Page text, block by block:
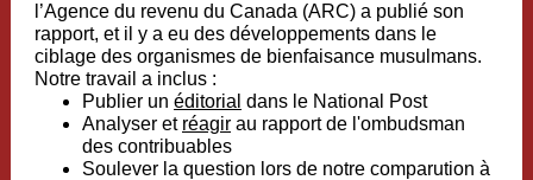
l’Agence du revenu du Canada (ARC) a publié son
rapport, et il y a eu des développements dans le
ciblage des organismes de bienfaisance musulmans.
Notre travail a inclus :
Publier un éditorial dans le National Post
Analyser et réagir au rapport de l'ombudsman
des contribuables
Soulever la question lors de notre comparution à